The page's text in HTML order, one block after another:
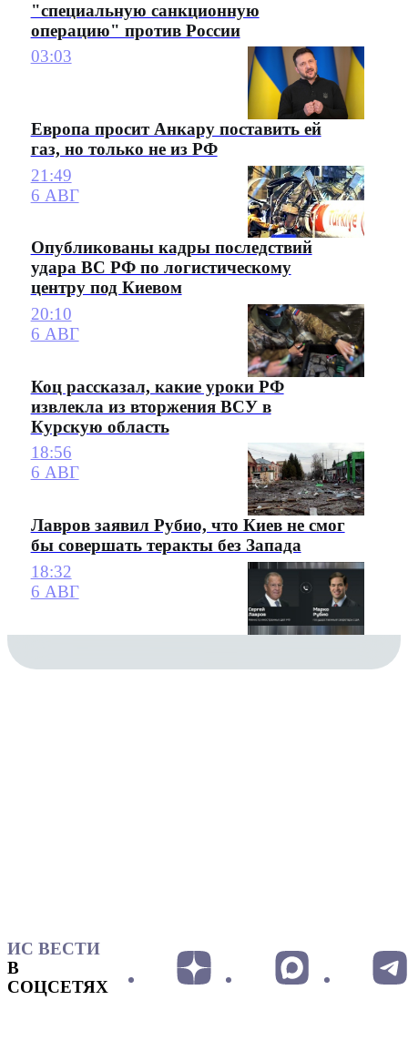
"специальную санкционную
операцию" против России
03:03
Европа просит Анкару поставить ей
газ, но только не из РФ
21:49
6 АВГ
Опубликованы кадры последствий
удара ВС РФ по логистическому
центру под Киевом
20:10
6 АВГ
Коц рассказал, какие уроки РФ
извлекла из вторжения ВСУ в
Курскую область
18:56
6 АВГ
Лавров заявил Рубио, что Киев не смог
бы совершать теракты без Запада
18:32
6 АВГ
ИС ВЕСТИ
В
СОЦСЕТЯХ